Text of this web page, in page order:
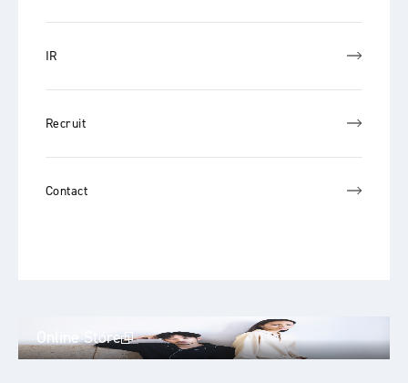
IR
Recruit
Contact
Online Store